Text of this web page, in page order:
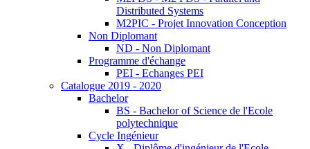
Distributed Systems
M2PIC - Projet Innovation Conception
Non Diplomant
ND - Non Diplomant
Programme d'échange
PEI - Echanges PEI
Catalogue 2019 - 2020
Bachelor
BS - Bachelor of Science de l'Ecole
polytechnique
Cycle Ingénieur